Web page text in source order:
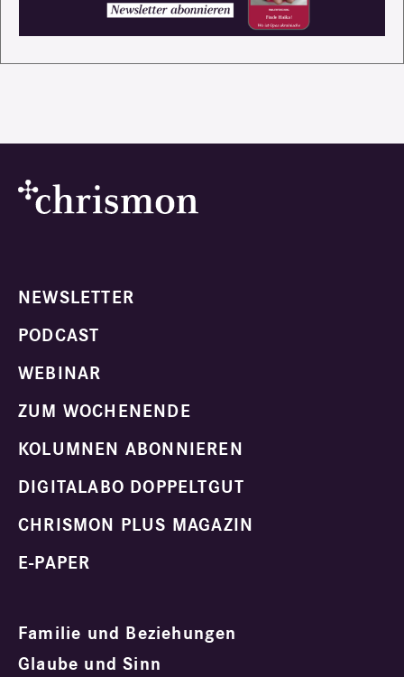
NEWSLETTER
PODCAST
WEBINAR
ZUM WOCHENENDE
KOLUMNEN ABONNIEREN
DIGITALABO DOPPELTGUT
CHRISMON PLUS MAGAZIN
E-PAPER
Familie und Beziehungen
Glaube und Sinn